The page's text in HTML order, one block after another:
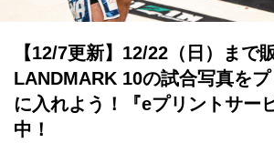
【12/7更新】12/22（日）まで
LANDMARK 10の試合写真を
に入れよう！『eプリントサー
中！